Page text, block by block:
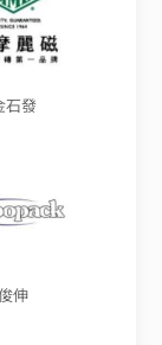
石發
伸